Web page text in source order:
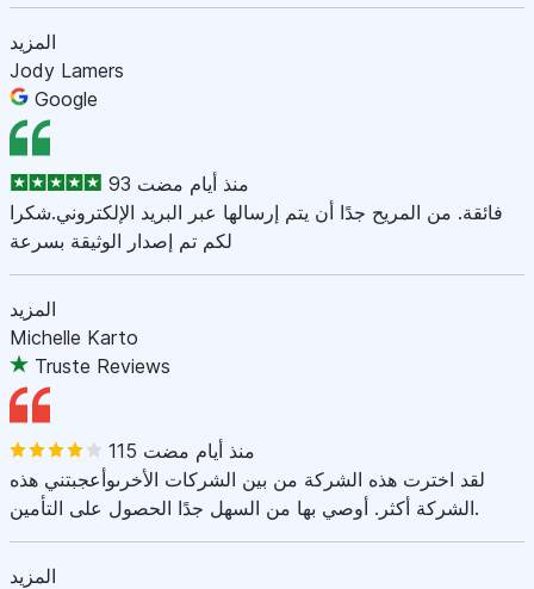
المزيد
Jody Lamers
Google
93 منذ أيام مضت
فائقة. من المريح جدًا أن يتم إرسالها عبر البريد الإلكتروني.شكرا
لكم تم إصدار الوثيقة بسرعة
المزيد
Michelle Karto
Truste Reviews
115 منذ أيام مضت
لقد اخترت هذه الشركة من بين الشركات الأخرىوأعجبتني هذه
الشركة أكثر. أوصي بها من السهل جدًا الحصول على التأمين.
المزيد